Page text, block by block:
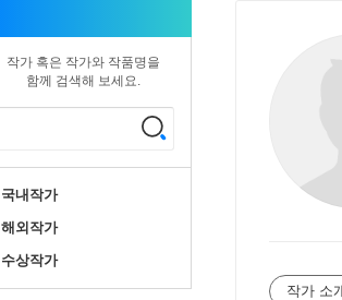
작가 혹은 작가와 작품명을
함께 검색해 보세요.
국내작가
해외작가
수상작가
작가 소